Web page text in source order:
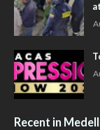
Recent in